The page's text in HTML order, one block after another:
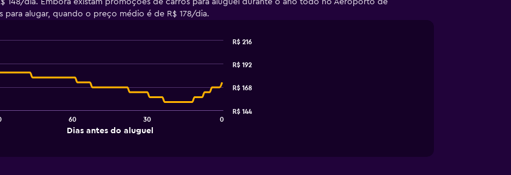
148/dia. Embora existam promoções de carros para aluguel durante o ano todo no Aeroporto de
para alugar, quando o preço médio é de R$ 178/dia.
Dias antes do aluguel
60 30 0
R$ 144
R$ 168
R$ 192
R$ 216